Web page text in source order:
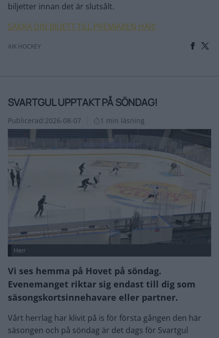
biljetter innan det är slutsålt.
SÄKRA DIN BILJETT TILL PREMIÄREN HÄR!
AIK HOCKEY
SVARTGUL UPPTAKT PÅ SÖNDAG!
Publicerad:2026-08-07 1 min läsning
Herr
Vi ses hemma på Hovet på söndag.
Evenemanget riktar sig endast till dig som
säsongskortsinnehavare eller partner.
Vårt herrlag har klivit på is för första gången den här
säsongen och på söndag är det dags för Svartgul